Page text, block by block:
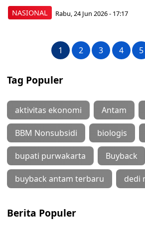
NASIONAL Rabu, 24 Jun 2026 - 17:17
1 2 3 4 5
Tag Populer
aktivitas ekonomi Antam
BBM Nonsubsidi biologis
bupati purwakarta Buyback
buyback antam terbaru dedi
Berita Populer